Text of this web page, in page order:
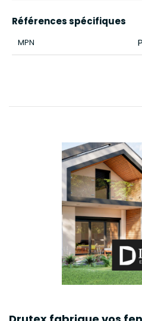
Références spécifiques
MPN